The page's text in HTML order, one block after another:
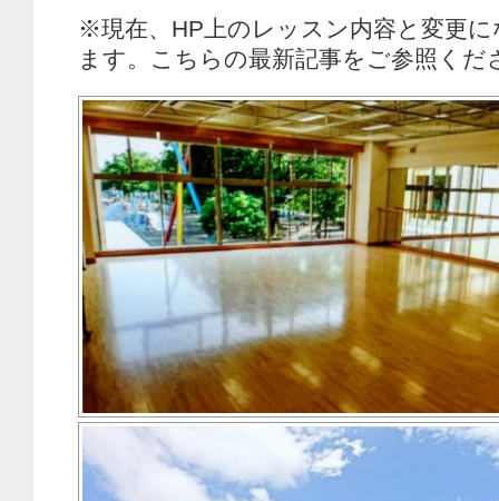
※現在、HP上のレッスン内容と変更
ます。こちらの最新記事をご参照くだ